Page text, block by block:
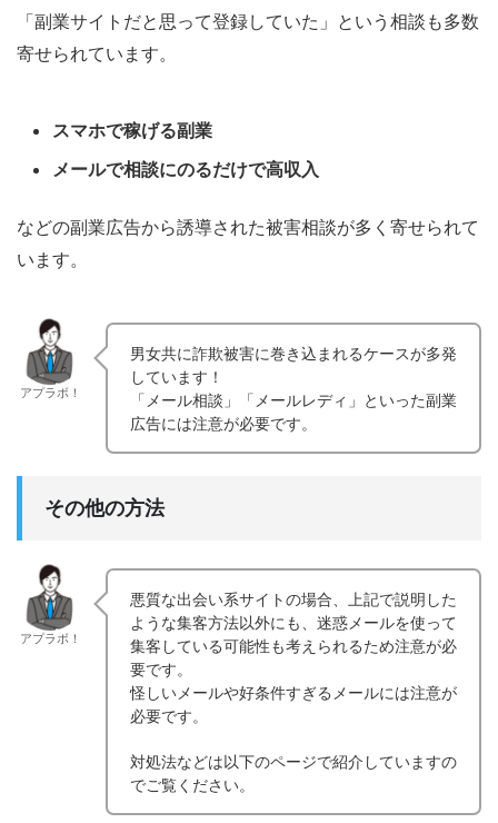
「副業サイトだと思って登録していた」という相談も多数
寄せられています。
スマホで稼げる副業
メールで相談にのるだけで高収入
などの副業広告から誘導された被害相談が多く寄せられて
います。
アプラボ！
男女共に詐欺被害に巻き込まれるケースが多発
しています！
「メール相談」「メールレディ」といった副業
広告には注意が必要です。
その他の方法
アプラボ！
悪質な出会い系サイトの場合、上記で説明した
ような集客方法以外にも、迷惑メールを使って
集客している可能性も考えられるため注意が必
要です。
怪しいメールや好条件すぎるメールには注意が
必要です。
対処法などは以下のページで紹介していますの
でご覧ください。